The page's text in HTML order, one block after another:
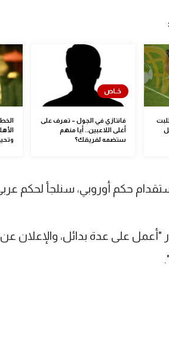
بدائل
فانتازي في الجول – تعرف على
أغلى اللاعبين.. أيا منهم
ستضمه لفريقك؟
حكم أوروبي، سنلجأ لحكم
"أعمل على عدة بدائل، والإعلان